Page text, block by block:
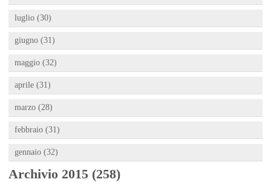
luglio (30)
giugno (31)
maggio (32)
aprile (31)
marzo (28)
febbraio (31)
gennaio (32)
Archivio 2015 (258)